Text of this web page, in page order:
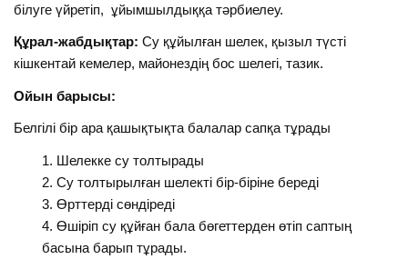
білуге үйретіп, ұйымшылдыққа тәрбиелеу.
Құрал-жабдықтар:Су құйылған шелек, қызыл түсті
кішкентай кемелер, майонездің бос шелегі, тазик.
Ойын барысы:
Белгілі бір ара қашықтықта балалар сапқа тұрады
Шелекке су толтырады
Су толтырылған шелекті бір-біріне береді
Өрттерді сөндіреді
Өшіріп су құйған бала бөгеттерден өтіп саптың
басына барып тұрады.